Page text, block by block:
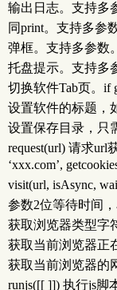
输出日志。支持多
同print。支持多参数
弹框。支持多参数。
托盘提示。支持多
切换软件Tab页。if
设置软件的标题，
设置保存目录，只
request(url) 请求
‘xxx.com’,
visit(url, isAsync,
参数2位等待时间
获取浏览器类型字
获取当前浏览器正
获取当前浏览器的
runjs([[ ]]) 执行js脚